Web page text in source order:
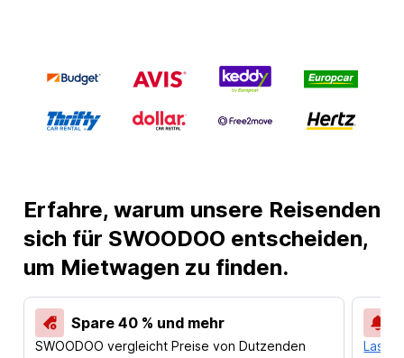
Erfahre, warum unsere Reisenden
sich für SWOODOO entscheiden,
um Mietwagen zu finden.
Spare 40 % und mehr
SWOODOO vergleicht Preise von Dutzenden
Lass